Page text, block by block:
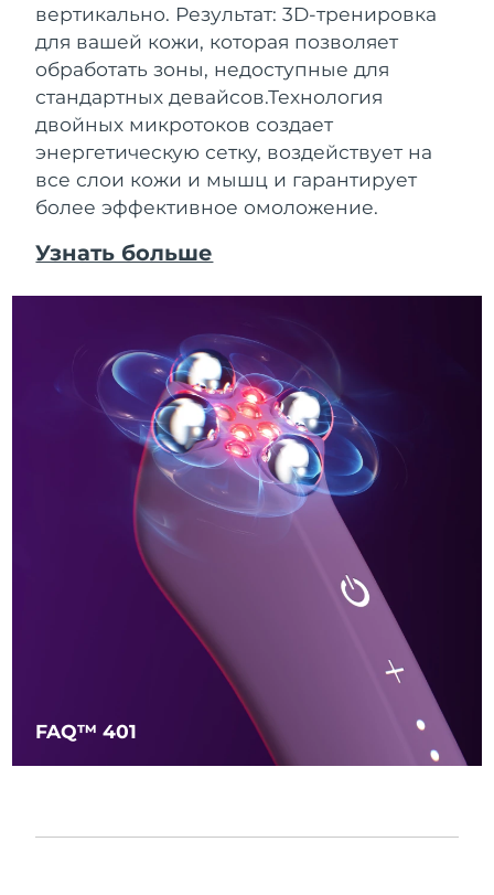
вертикально. Результат: 3D-тренировка
для вашей кожи, которая позволяет
обработать зоны, недоступные для
стандартных девайсов.Технология
двойных микротоков создает
энергетическую сетку, воздействует на
все слои кожи и мышц и гарантирует
более эффективное омоложение.
Узнать больше
FAQ™ 401